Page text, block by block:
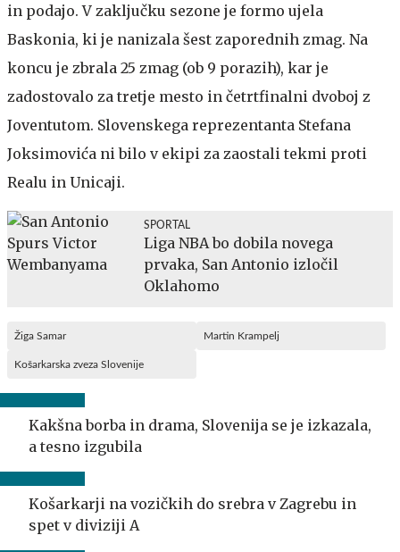
in podajo. V zaključku sezone je formo ujela
Baskonia, ki je nanizala šest zaporednih zmag. Na
koncu je zbrala 25 zmag (ob 9 porazih), kar je
zadostovalo za tretje mesto in četrtfinalni dvoboj z
Joventutom. Slovenskega reprezentanta Stefana
Joksimovića ni bilo v ekipi za zaostali tekmi proti
Realu in Unicaji.
SPORTAL
Liga NBA bo dobila novega
prvaka, San Antonio izločil
Oklahomo
Žiga Samar Martin Krampelj
Košarkarska zveza Slovenije
Kakšna borba in drama, Slovenija se je izkazala,
a tesno izgubila
Košarkarji na vozičkih do srebra v Zagrebu in
spet v diviziji A